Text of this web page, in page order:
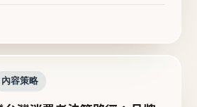
內容策略